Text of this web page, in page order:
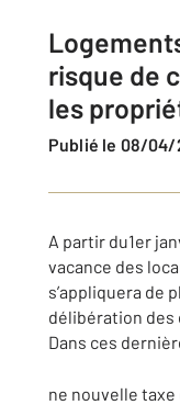
risque de
les
Publié le 08/
A partir du1er
vacance des
s’appliquera de
délibération des
Dans ces
ne nouvelle